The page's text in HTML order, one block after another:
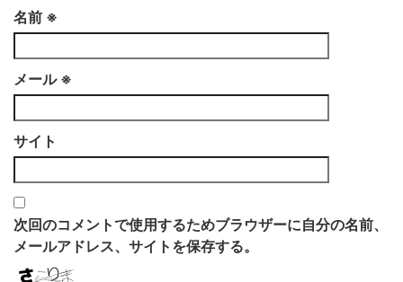
名前 ※
メール ※
サイト
次回のコメントで使用するためブラウザーに自分の名前、
メールアドレス、サイトを保存する。